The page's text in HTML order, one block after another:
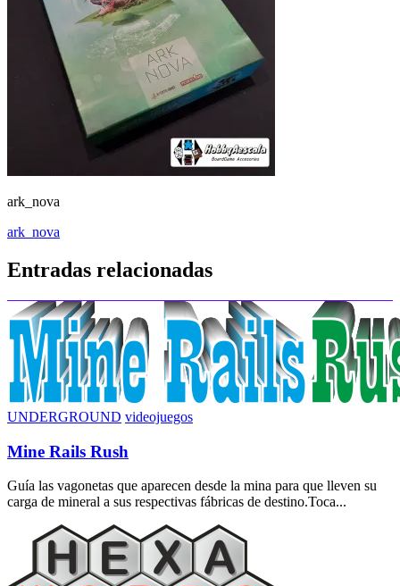
ark_nova
Navegación
de
entradas
ark_nova
Entradas relacionadas
UNDERGROUND videojuegos
Mine Rails Rush
Guía las vagonetas que aparecen desde la mina para que lleven su
carga de mineral a sus respectivas fábricas de destino.Toca...